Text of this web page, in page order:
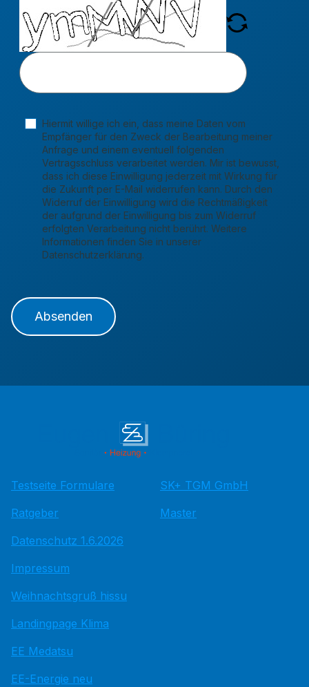
Hiermit willige ich ein, dass meine Daten vom
Empfänger für den Zweck der Bearbeitung meiner
Anfrage und einem eventuell folgenden
Vertragsschluss verarbeitet werden. Mir ist bewusst,
dass ich diese Einwilligung jederzeit mit Wirkung für
die Zukunft per E-Mail widerrufen kann. Durch den
Widerruf der Einwilligung wird die Rechtmäßigkeit
der aufgrund der Einwilligung bis zum Widerruf
erfolgten Verarbeitung nicht berührt. Weitere
Informationen finden Sie in unserer
Datenschutzerklärung.
Absenden
Testseite Formulare
Ratgeber
Datenschutz 1.6.2026
Impressum
Weihnachtsgruß hissu
Landingpage Klima
EE Medatsu
EE-Energie neu
SK+ TGM GmbH
Master